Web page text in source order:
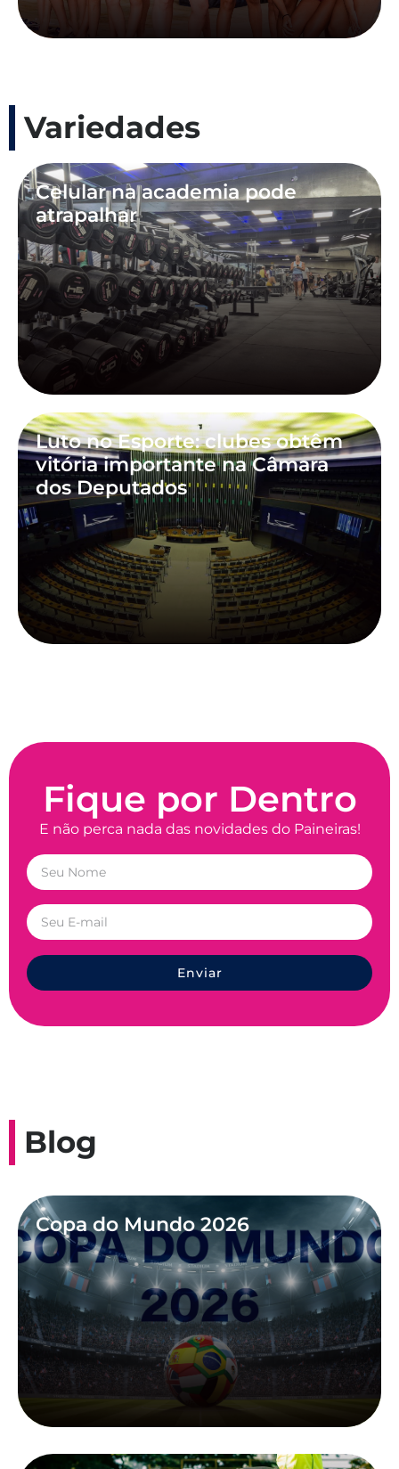
Variedades
Celular na academia pode
atrapalhar
Luto no Esporte: clubes obtêm
vitória importante na Câmara
dos Deputados
Fique por Dentro
E não perca nada das novidades do Paineiras!
Enviar
Blog
Copa do Mundo 2026